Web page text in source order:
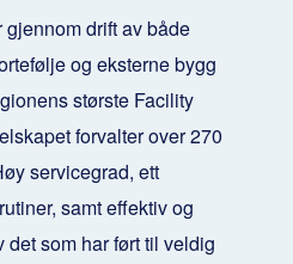
gjennom drift av både
og eksterne bygg
største Facility
forvalter over 270
servicegrad, ett
samt effektiv og
som har ført til veldig